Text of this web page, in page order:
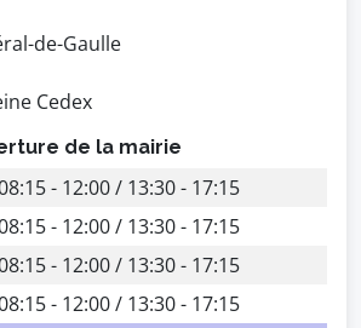
de-Gaulle
Cedex
de la mairie
- 12:00 / 13:30 - 17:15
- 12:00 / 13:30 - 17:15
- 12:00 / 13:30 - 17:15
- 12:00 / 13:30 - 17:15